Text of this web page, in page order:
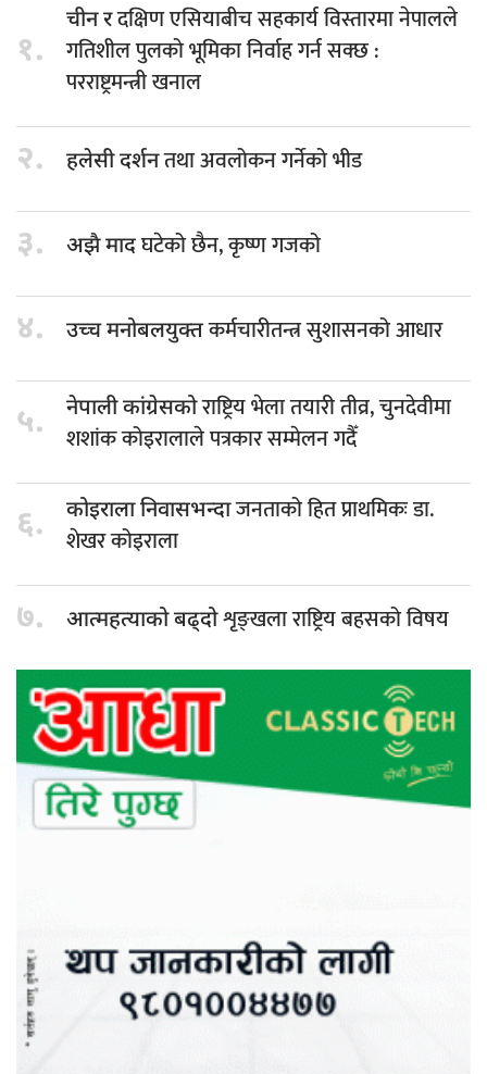
१.
चीन रदक्षिण एसियाबीच सहकार्य विस्तारमा नेपालले
गतिशील पुलको भूमिका निर्वाह गर्न सक्छ :
परराष्ट्रमन्त्री खनाल
२. हलेसी दर्शनतथा अवलोकन गर्नेको भीड
३. अझै मादघटेको छैन, कृष्ण गजको
४. उच्च मनोबलयुक्तकर्मचारीतन्त्र सुशासनको आधार
५. नेपाली कांग्रेसकोराष्ट्रिय भेला तयारी तीव्र, चुनदेवीमा
शशांक कोइरालाले पत्रकार सम्मेलन गदैँ
६. कोइराला निवासभन्दाजनताको हित प्राथमिकः डा.
शेखर कोइराला
७. आत्महत्याको बढ्दोशृङ्खला राष्ट्रिय बहसको विषय